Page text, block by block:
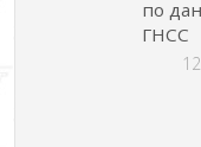
по
ГНСС